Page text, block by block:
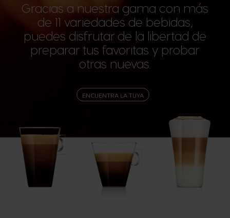
Gracias a nuestra gama con más
de 11 variedades de bebidas,
puedes disfrutar de la libertad de
preparar tus favoritas y probar
otras nuevas.
ENCUENTRA LA TUYA